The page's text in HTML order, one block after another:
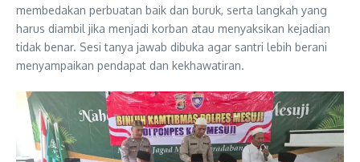
membedakan perbuatan baik dan buruk, serta langkah yang
harus diambil jika menjadi korban atau menyaksikan kejadian
tidak benar. Sesi tanya jawab dibuka agar santri lebih berani
menyampaikan pendapat dan kekhawatiran.